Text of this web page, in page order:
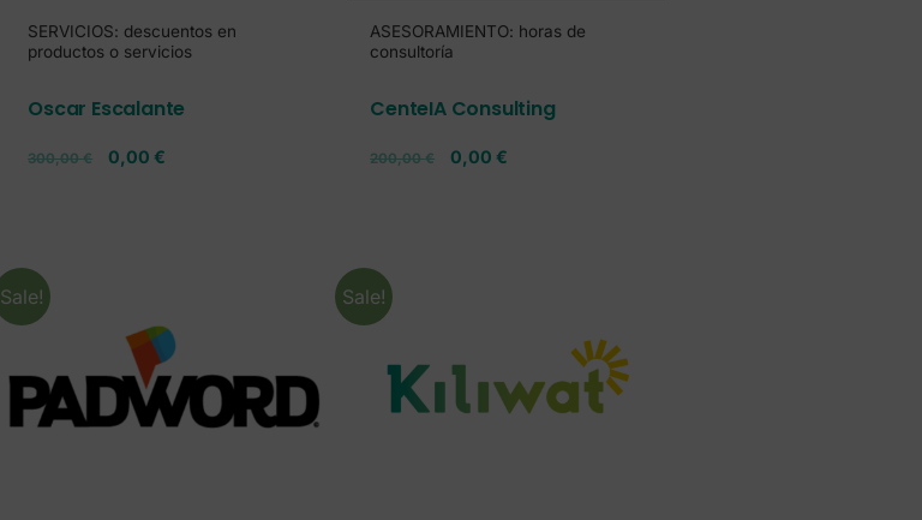
SERVICIOS: descuentos en
productos o servicios
Oscar Escalante
300,00€ 0,00 €
ASESORAMIENTO: horas de
consultoría
CenteIA Consulting
200,00€ 0,00 €
Sale! Sale!